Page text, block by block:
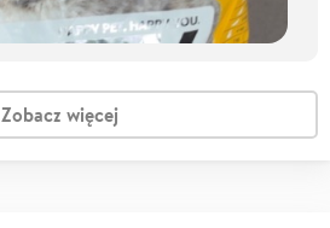
Zobacz więcej